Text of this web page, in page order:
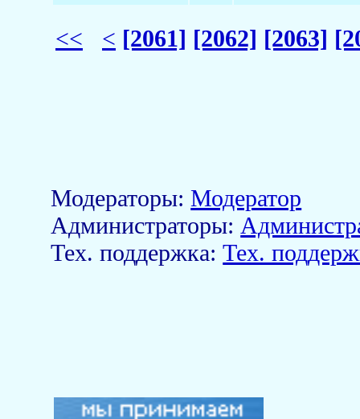
<< < [2061] [2062] [2063]
Модераторы:Модератор
Aдминистраторы:
Тех. поддержка:Тех.